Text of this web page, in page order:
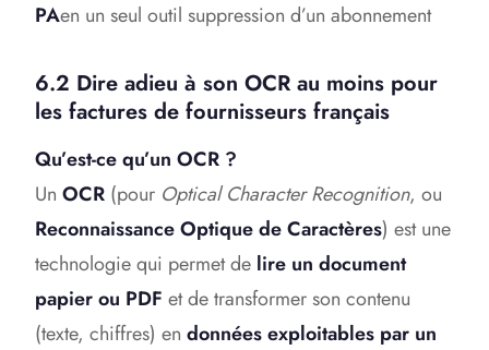
PAen un seul outil suppression d’un abonnement
6.2 Dire adieu à son OCR au moins pour
les factures de fournisseurs français
Qu’est-ce qu’un OCR ?
Un OCR (pour Optical Character Recognition, ou
Reconnaissance Optique de Caractères) est une
technologie qui permet de lire un document
papier ou PDF et de transformer son contenu
(texte, chiffres) en données exploitables par un